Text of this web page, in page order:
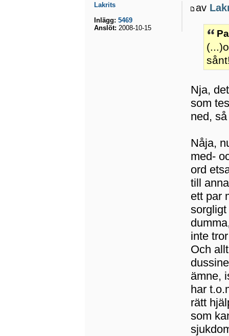
av
Nja,
som
ned,
Nåja,
med-
ord
till
ett par
inte
Och
ämne,
har
rätt
som
Lakrits
Inlägg: 5469
Anslöt: 2008-10-15